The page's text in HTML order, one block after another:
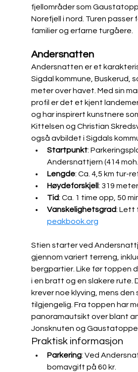
fjellområder som
Norefjell i nord. Turen passer
familier og erfarne turgåere.
Andersnatten
Andersnatten er et
Sigdal kommune, Buskerud,
meter over havet. Med sin
profil er det et kjent
og har inspirert kunstnere
Kittelsen og Christian
også avbildet i Sigdals
Startpunkt:
Andersnattjern (414
Lengde: Ca. 4,5 km tur-
Høydeforskjell : 319
Tid: Ca. 1 time opp, 50
Vanskelighetsgrad: Lett
peakbook.org
Stien starter ved
gjennom variert terreng,
bergpartier. Like før toppen
i en bratt og en slakere rute.
krever noe klyving, mens den
tilgjengelig. Fra toppen har
panoramautsikt over blant
Jonsknuten og
Praktisk informasjon
Parkering: Ved
bomavgift på 60 kr.